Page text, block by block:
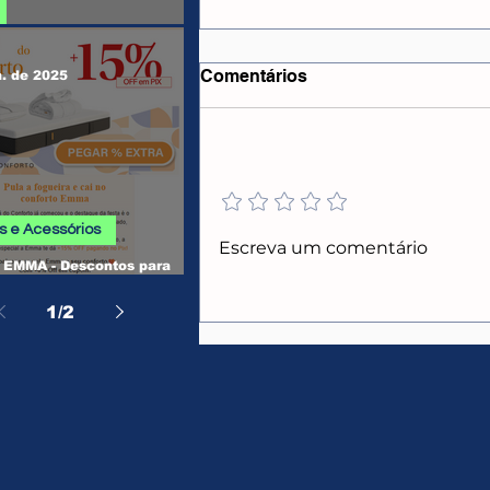
EMMA - Descontos para
e Acessórios
de 2025
1/2
CUPONS ALIEXPRESS
Comentários
Escreva um comentário